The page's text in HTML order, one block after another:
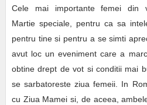
Cele mai importante femei din
Martie speciale, pentru ca sa
pentru tine si pentru a se simti
avut loc un eveniment care a
obtine drept de vot si conditii mai
se sarbatoreste ziua femeii. In
cu Ziua Mamei si, de aceea,